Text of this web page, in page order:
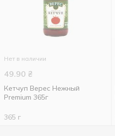
Нет в наличии
49.90 ₴
Кетчуп Верес Нежный
Premium 365г
365 г